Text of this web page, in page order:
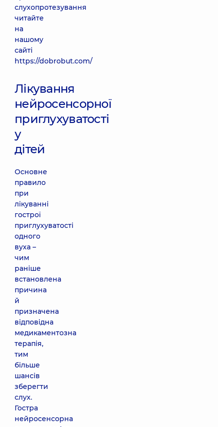
слухопротезування
читайте
на
нашому
сайті
https://dobrobut.com/
Лікування
нейросенсорної
приглухуватості
у
дітей
Основне
правило
при
лікуванні
гострої
приглухуватості
одного
вуха –
чим
раніше
встановлена
причина
й
призначена
відповідна
медикаментозна
терапія,
тим
більше
шансів
зберегти
слух.
Гостра
нейросенсорна